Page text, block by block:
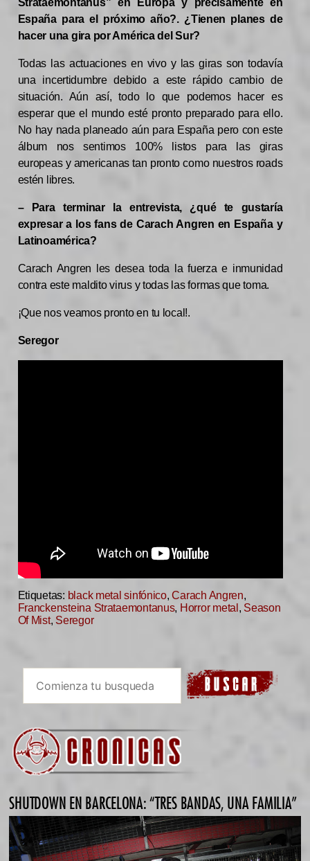
España para el próximo año?. ¿Tienen planes de
hacer una gira por América del Sur?
Todas las actuaciones en vivo y las giras son todavía
una incertidumbre debido a este rápido cambio de
situación. Aún así, todo lo que podemos hacer es
esperar que el mundo esté pronto preparado para ello.
No hay nada planeado aún para España pero con este
álbum nos sentimos 100% listos para las giras
europeas y americanas tan pronto como nuestros roads
estén libres.
– Para terminar la entrevista, ¿qué te gustaría
expresar a los fans de Carach Angren en España y
Latinoamérica?
Carach Angren les desea toda la fuerza e inmunidad
contra este maldito virus y todas las formas que toma.
¡Que nos veamos pronto en tu local!.
Seregor
Etiquetas: black metal sinfónico,Carach Angren,
Franckensteina Strataemontanus, Horror metal , Season
Of Mist, Seregor
SHUTDOWN EN BARCELONA: “TRES BANDAS, UNA FAMILIA”